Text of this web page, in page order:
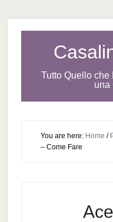
Tutto Quello
una
You are here: Home /
– Come Fare